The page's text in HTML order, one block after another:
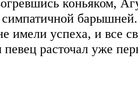
симпатичной
имели успеха, и все
расточал уже